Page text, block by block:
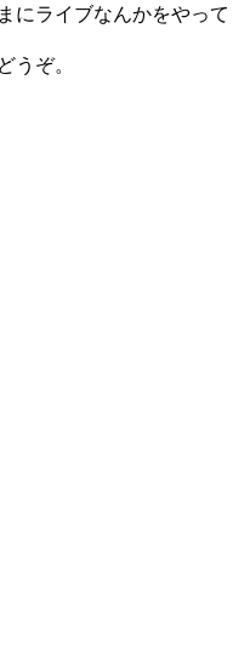
にライブなんかをやって
うぞ。